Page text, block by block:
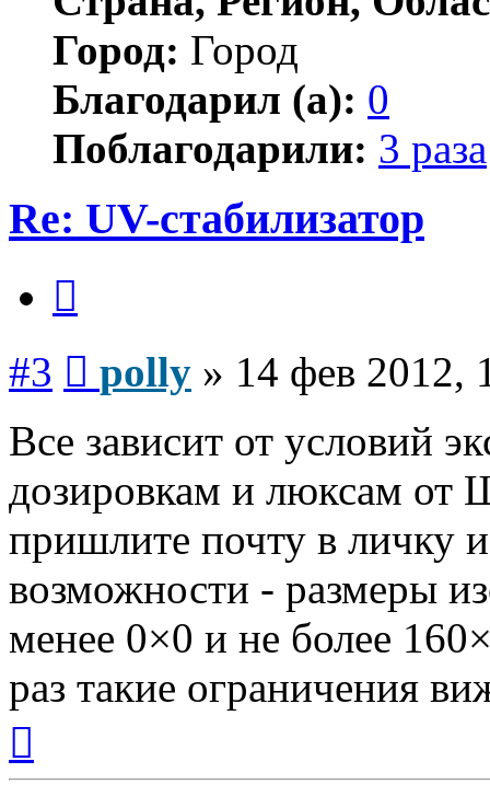
Город: Город
Благодарил (а): 0
Поблагодарили: 3 раза
Re: UV-стабилизатор
#3 polly » 14 фев 2012,
Все зависит от условий
дозировкам и люксам от
пришлите почту в личку
возможности - размеры
менее 0×0 и не более
раз такие ограничения
началу